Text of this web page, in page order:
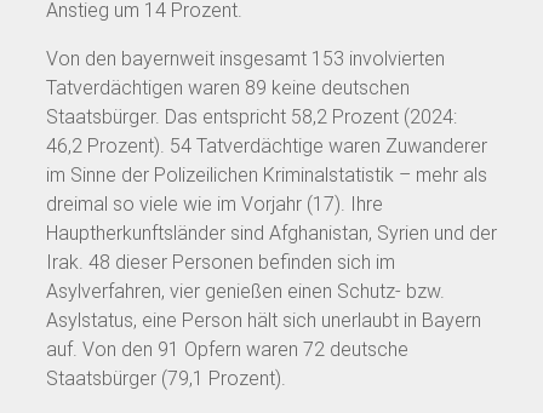
Anstieg um 14 Prozent.
Von den bayernweit insgesamt 153 involvierten
Tatverdächtigen waren 89 keine deutschen
Staatsbürger. Das entspricht 58,2 Prozent (2024:
46,2 Prozent). 54 Tatverdächtige waren Zuwanderer
im Sinne der Polizeilichen Kriminalstatistik – mehr als
dreimal so viele wie im Vorjahr (17). Ihre
Hauptherkunftsländer sind Afghanistan, Syrien und der
Irak. 48 dieser Personen befinden sich im
Asylverfahren, vier genießen einen Schutz- bzw.
Asylstatus, eine Person hält sich unerlaubt in Bayern
auf. Von den 91 Opfern waren 72 deutsche
Staatsbürger (79,1 Prozent).